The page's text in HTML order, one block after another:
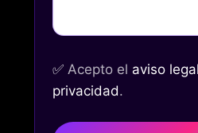
✅ Acepto el aviso legal
privacidad.